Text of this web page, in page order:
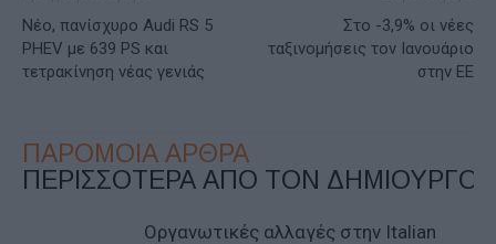
Νέο, πανίσχυρο Audi RS 5
PHEV με 639 PS και
τετρακίνηση νέας γενιάς
Στο -3,9% οι νέες
ταξινομήσεις τον Ιανουάριο
στην ΕΕ
ΠΑΡΟΜΟΙΑ ΑΡΘΡΑ
ΠΕΡΙΣΣΟΤΕΡΑ ΑΠΟ ΤΟΝ ΔΗΜΙΟΥΡΓΟ
Οργανωτικές αλλαγές στην Italian